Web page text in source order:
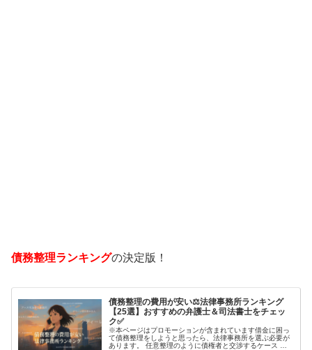
債務整理ランキングの決定版！
債務整理の費用が安い⚖️法律事務所ランキング
【25選】おすすめの弁護士＆司法書士をチェッ
ク✅
※本ページはプロモーションが含まれています借金に困っ
て債務整理をしようと思ったら、法律事務所を選ぶ必要が
あります。 任意整理のように債権者と交渉するケース 自